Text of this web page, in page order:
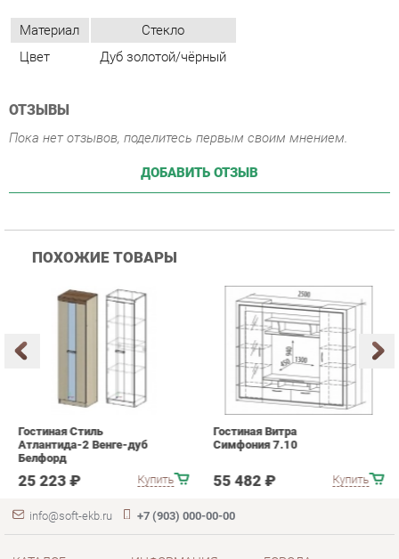
ОТЗЫВЫ
Пока нет отзывов, поделитесь первым своим мнением.
Купить
Атлантида-2 Венге-дуб
Белфорд
Купить
Гостиная Витра
Симфония 7.10
55 482 ₽
info@soft-ekb.ru +7 (903) 000-00-00
КАТАЛОГ
Коллекции
Кровати
ИНФОРМАЦИЯ
О проекте
Доставка и Оплата
ГОРОДА
Весь мир